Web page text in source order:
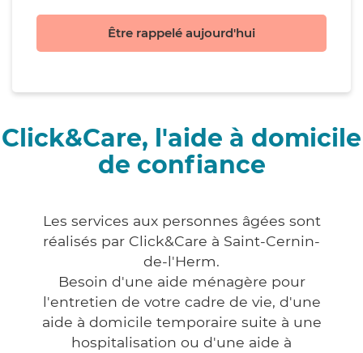
Être rappelé aujourd'hui
Click&Care, l'aide à domicile
de confiance
Les services aux personnes âgées sont
réalisés par Click&Care à Saint-Cernin-
de-l'Herm.
Besoin d'une aide ménagère pour
l'entretien de votre cadre de vie, d'une
aide à domicile temporaire suite à une
hospitalisation ou d'une aide à